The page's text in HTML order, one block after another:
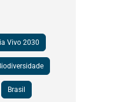
Vivo 2030
Brasil